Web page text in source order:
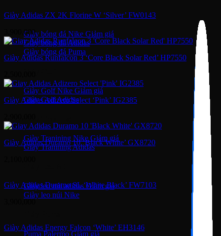
Giày bóng đá
Giày bóng đá Nike
Giày bóng đá Adidas
Giày bóng đá Puma
Giày Golf Nike
Giày Golf Adidas
Giày Tranining Nike
Giày Tranining Adidas
Giày leo núi adidas
Giày leo núi Nike
Puma Palermo
Giày Adidas ZX 2K Florine W ‘Silver’ FW0143
3,900,000
Giày Adidas Runfalcon 3 ‘Core Black Solar Red’ HP7550
Giày Adidas Adizero Select ‘Pink’ IG2385
Giày Adidas Duramo 10 ‘Black White’ GX8720
Giày Adidas Duramo SL ‘White Black’ FW7103
Giày Adidas Energy Falcon ‘White’ EH3146